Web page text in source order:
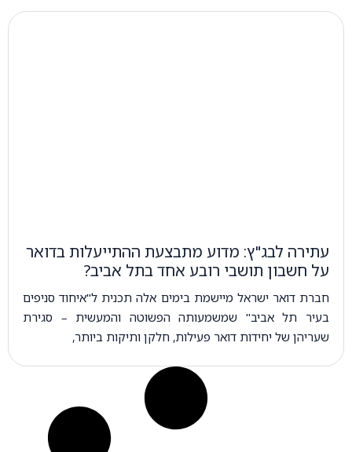
עתירה לבג"ץ: מדוע מתבצעת ההתייעלות בדואר
על חשבון תושבי רובע אחד בתל אביב?
חברת דואר ישראל מיישמת בימים אלה תכנית ל"איחוד סניפים
בעיר תל אביב" שמשמעותה הפשוטה והמעשית – סגירת
שעריהן של יחידות דואר פעילות, חלקן ותיקות ביותר,